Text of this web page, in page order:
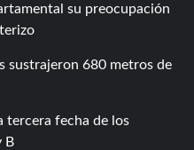
su preocupación
sustrajeron 680 metros de
tercera fecha de los
B